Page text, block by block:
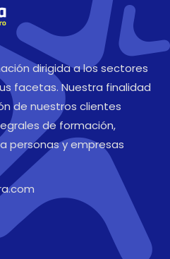
dirigida a los sectores
facetas. Nuestra finalidad
de nuestros clientes
de formación,
personas y empresas